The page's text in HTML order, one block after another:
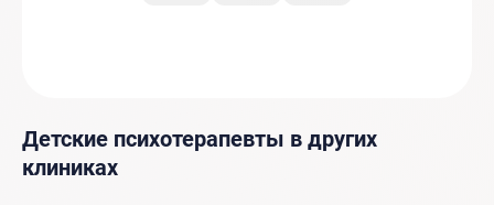
Детские психотерапевты в других
клиниках